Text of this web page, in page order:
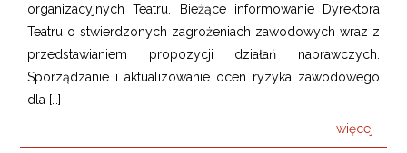
organizacyjnych Teatru. Bieżące informowanie Dyrektora
Teatru o stwierdzonych zagrożeniach zawodowych wraz z
przedstawianiem propozycji działań naprawczych.
Sporządzanie i aktualizowanie ocen ryzyka zawodowego
dla […]
więcej